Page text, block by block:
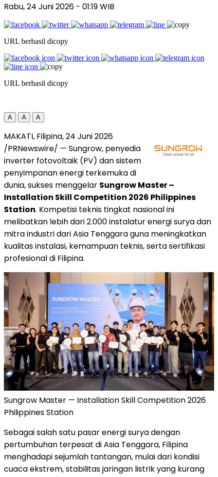
Rabu, 24 Juni 2026 - 01:19 WIB
URL berhasil dicopy
URL berhasil dicopy
A A A
MAKATI, Filipina,24 Juni 2026
/PRNewswire/ — Sungrow, penyedia
inverter fotovoltaik (PV) dan sistem
penyimpanan energi terkemuka di
dunia, sukses menggelar Sungrow Master –
Installation Skill Competition 2026 Philippines
Station. Kompetisi teknis tingkat nasional ini
melibatkan lebih dari 2.000 instalatur energi surya dan
mitra industri dari Asia Tenggara guna meningkatkan
kualitas instalasi, kemampuan teknis, serta sertifikasi
profesional di Filipina.
Sungrow Master — Installation Skill Competition 2026
Philippines Station
Sebagai salah satu pasar energi surya dengan
pertumbuhan terpesat di Asia Tenggara, Filipina
menghadapi sejumlah tantangan, mulai dari kondisi
cuaca ekstrem, stabilitas jaringan listrik yang kurang